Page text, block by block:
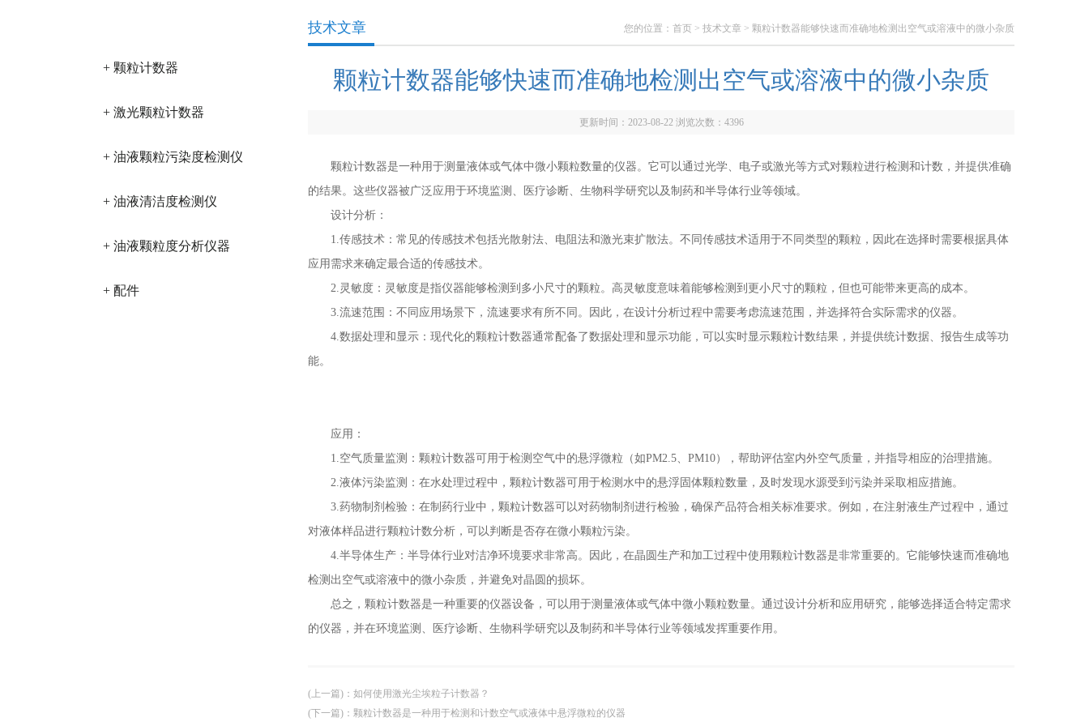
+ 颗粒计数器
+ 激光颗粒计数器
+ 油液颗粒污染度检测仪
+ 油液清洁度检测仪
+ 油液颗粒度分析仪器
+ 配件
您的位置： 首页 > 技术文章 > 颗粒计数器能够快速而准确地检测出空气或溶液中的微小杂质
技术文章
颗粒计数器能够快速而准确地检测出空气或溶液中的微小杂质
更新时间：2023-08-22 浏览次数： 4396
颗粒计数器是一种用于测量液体或气体中微小颗粒数量的仪器。它可以通过光学、电子或激光等方式对颗粒进行检测和计数，并提供准确
的结果。这些仪器被广泛应用于环境监测、医疗诊断、生物科学研究以及制药和半导体行业等领域。
设计分析：
1.传感技术：常见的传感技术包括光散射法、电阻法和激光束扩散法。不同传感技术适用于不同类型的颗粒，因此在选择时需要根据具体
应用需求来确定最合适的传感技术。
2.灵敏度：灵敏度是指仪器能够检测到多小尺寸的颗粒。高灵敏度意味着能够检测到更小尺寸的颗粒，但也可能带来更高的成本。
3.流速范围：不同应用场景下，流速要求有所不同。因此，在设计分析过程中需要考虑流速范围，并选择符合实际需求的仪器。
4.数据处理和显示：现代化的颗粒计数器通常配备了数据处理和显示功能，可以实时显示颗粒计数结果，并提供统计数据、报告生成等功
能。
应用：
1.空气质量监测：颗粒计数器可用于检测空气中的悬浮微粒（如PM2.5、PM10），帮助评估室内外空气质量，并指导相应的治理措施。
2.液体污染监测：在水处理过程中，颗粒计数器可用于检测水中的悬浮固体颗粒数量，及时发现水源受到污染并采取相应措施。
3.药物制剂检验：在制药行业中，颗粒计数器可以对药物制剂进行检验，确保产品符合相关标准要求。例如，在注射液生产过程中，通过
对液体样品进行颗粒计数分析，可以判断是否存在微小颗粒污染。
4.半导体生产：半导体行业对洁净环境要求非常高。因此，在晶圆生产和加工过程中使用颗粒计数器是非常重要的。它能够快速而准确地
检测出空气或溶液中的微小杂质，并避免对晶圆的损坏。
总之，颗粒计数器是一种重要的仪器设备，可以用于测量液体或气体中微小颗粒数量。通过设计分析和应用研究，能够选择适合特定需求
的仪器，并在环境监测、医疗诊断、生物科学研究以及制药和半导体行业等领域发挥重要作用。
(上一篇) ： 如何使用激光尘埃粒子计数器？
(下一篇) ： 颗粒计数器是一种用于检测和计数空气或液体中悬浮微粒的仪器